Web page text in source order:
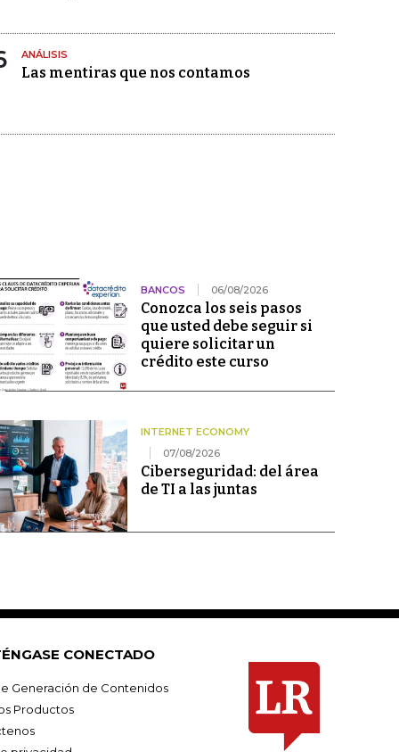
ANÁLISIS
Las mentiras que nos contamos
BANCOS 06/08/2026
Conozca los seis pasos
que usted debe seguir si
quiere solicitar un
crédito este curso
INTERNET ECONOMY
07/08/2026
Ciberseguridad: del área
de TI a las juntas
CONECTADO
Generación de Contenidos
Productos